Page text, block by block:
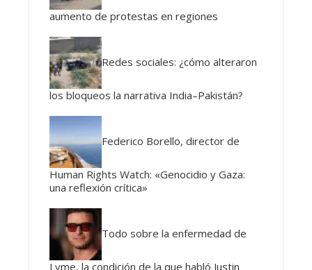
aumento de protestas en regiones
Redes sociales: ¿cómo alteraron
los bloqueos la narrativa India–Pakistán?
Federico Borello, director de
Human Rights Watch: «Genocidio y Gaza:
una reflexión crítica»
Todo sobre la enfermedad de
Lyme, la condición de la que habló Justin